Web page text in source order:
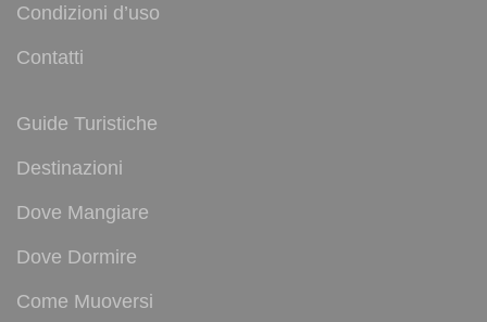
Condizioni d’uso
Contatti
Guide Turistiche
Destinazioni
Dove Mangiare
Dove Dormire
Come Muoversi